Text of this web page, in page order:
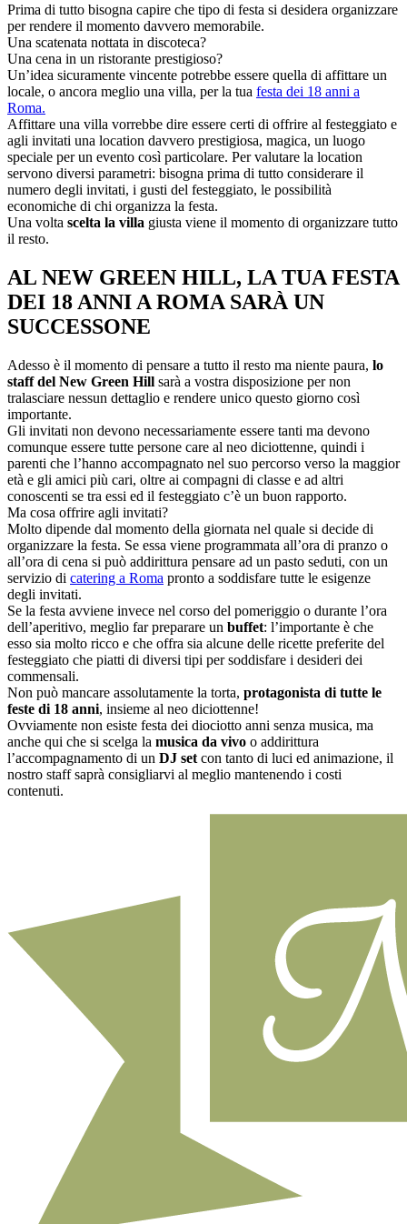
Prima di tutto bisogna capire che tipo di festa si desidera organizzare
per rendere il momento davvero memorabile.
Una scatenata nottata in discoteca?
Una cena in un ristorante prestigioso?
Un’idea sicuramente vincente potrebbe essere quella di affittare un
locale, o ancora meglio una villa, per la tua festa dei 18 anni a
Roma.
Affittare una villa vorrebbe dire essere certi di offrire al festeggiato e
agli invitati una location davvero prestigiosa, magica, un luogo
speciale per un evento così particolare. Per valutare la location
servono diversi parametri: bisogna prima di tutto considerare il
numero degli invitati, i gusti del festeggiato, le possibilità
economiche di chi organizza la festa.
Una volta scelta la villa giusta viene il momento di organizzare tutto
il resto.
AL NEW GREEN HILL, LA TUA FESTA
DEI 18 ANNI A ROMA SARÀ UN
SUCCESSONE
Adesso è il momento di pensare a tutto il resto ma niente paura, lo
staff del New Green Hill sarà a vostra disposizione per non
tralasciare nessun dettaglio e rendere unico questo giorno così
importante.
Gli invitati non devono necessariamente essere tanti ma devono
comunque essere tutte persone care al neo diciottenne, quindi i
parenti che l’hanno accompagnato nel suo percorso verso la maggior
età e gli amici più cari, oltre ai compagni di classe e ad altri
conoscenti se tra essi ed il festeggiato c’è un buon rapporto.
Ma cosa offrire agli invitati?
Molto dipende dal momento della giornata nel quale si decide di
organizzare la festa. Se essa viene programmata all’ora di pranzo o
all’ora di cena si può addirittura pensare ad un pasto seduti, con un
servizio di catering a Roma pronto a soddisfare tutte le esigenze
degli invitati.
Se la festa avviene invece nel corso del pomeriggio o durante l’ora
dell’aperitivo, meglio far preparare un buffet: l’importante è che
esso sia molto ricco e che offra sia alcune delle ricette preferite del
festeggiato che piatti di diversi tipi per soddisfare i desideri dei
commensali.
Non può mancare assolutamente la torta, protagonista di tutte le
feste di 18 anni, insieme al neo diciottenne!
Ovviamente non esiste festa dei diociotto anni senza musica, ma
anche qui che si scelga la musica da vivo o addirittura
l’accompagnamento di un DJ set con tanto di luci ed animazione, il
nostro staff saprà consigliarvi al meglio mantenendo i costi
contenuti.